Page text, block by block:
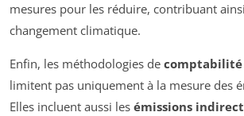
mesures pour les réduire, contribuant
changement climatique.
Enfin, les méthodologies de comptabilité
limitent pas uniquement à la mesure des
Elles incluent aussi les émissions